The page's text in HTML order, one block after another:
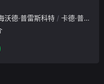
沃德·普雷斯科特
卡德·普洛伊苏帕